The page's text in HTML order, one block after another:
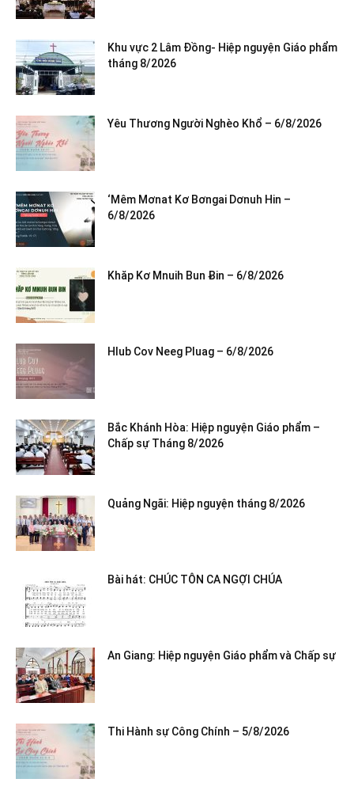
Khu vực 2 Lâm Đồng- Hiệp nguyện Giáo phẩm
tháng 8/2026
Yêu Thương Người Nghèo Khổ – 6/8/2026
‘Mêm Mơnat Kơ Bơngai Dơnuh Hin –
6/8/2026
Khăp Kơ Mnuih Bun Ƀin – 6/8/2026
Hlub Cov Neeg Pluag – 6/8/2026
Bắc Khánh Hòa: Hiệp nguyện Giáo phẩm –
Chấp sự Tháng 8/2026
Quảng Ngãi: Hiệp nguyện tháng 8/2026
Bài hát: CHÚC TÔN CA NGỢI CHÚA
An Giang: Hiệp nguyện Giáo phẩm và Chấp sự
Thi Hành sự Công Chính – 5/8/2026